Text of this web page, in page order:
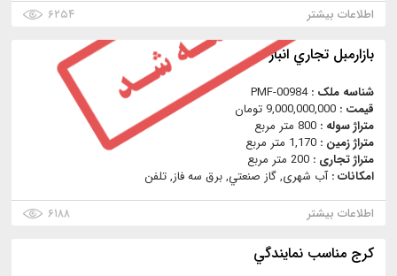
اطلاعات بیشتر
۶۲۵۴
بازارمبل تجاري انبار
شناسه ملک :PMF-00984
قیمت : 9,000,000,000 تومان
متراژ سوله : 800 متر مربع
متراژ زمین : 1,170 متر مربع
متراژ تجاری : 200 متر مربع
امکانات :آب شهری, گاز صنعتي, برق سه فاز, تلفن
اطلاعات بیشتر
۶۱۸۸
كرج مناسب نمايندگي